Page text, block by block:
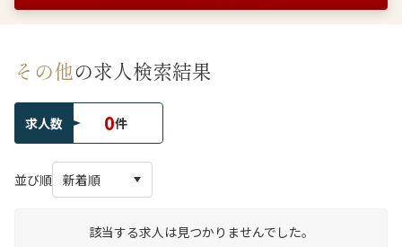
その他の求人検索結果
求人数 0件
並び順
該当する求人は見つかりませんでした。